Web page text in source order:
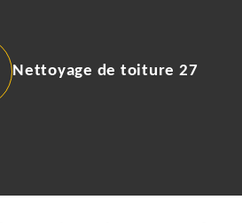
Nettoyage de toiture 27